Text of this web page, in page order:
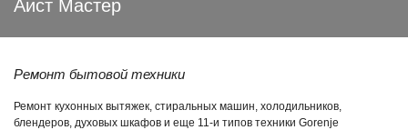
Аист Мастер
Ремонт бытовой техники
Ремонт кухонных вытяжек, стиральных машин, холодильников,
блендеров, духовых шкафов и еще 11-и типов техники Gorenje